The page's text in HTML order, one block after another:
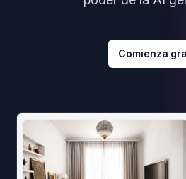
Comienza